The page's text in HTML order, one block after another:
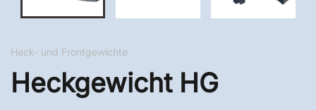
Heck- und Frontgewichte
Heckgewicht HG